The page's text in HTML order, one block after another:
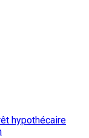
hypothécaire